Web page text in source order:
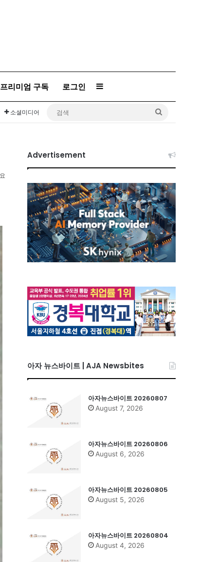
프리미엄 구독 로그인 Sidebar
소셜미디어
Advertisement
아자 뉴스바이트 | AJA Newsbites
아자뉴스바이트 20260807
August 7, 2026
아자뉴스바이트 20260806
August 6, 2026
아자뉴스바이트 20260805
August 5, 2026
아자뉴스바이트 20260804
August 4, 2026